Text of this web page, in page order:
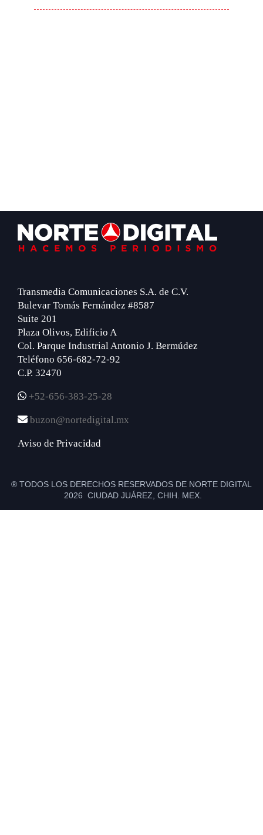
Footer
Transmedia Comunicaciones S.A. de C.V.
Bulevar Tomás Fernández #8587
Suite 201
Plaza Olivos, Edificio A
Col. Parque Industrial Antonio J. Bermúdez
Teléfono 656-682-72-92
C.P. 32470
+52-656-383-25-28
buzon@nortedigital.mx
Aviso de Privacidad
® TODOS LOS DERECHOS RESERVADOS DE NORTE DIGITAL
2026 CIUDAD JUÁREZ, CHIH. MEX.